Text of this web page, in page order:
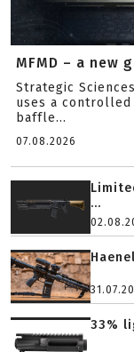
MFMD – a new
Strategic
uses a
baffle...
07.08.2026
...
33%